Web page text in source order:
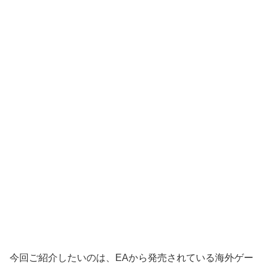
今回ご紹介したいのは、EAから発売されている海外ゲー